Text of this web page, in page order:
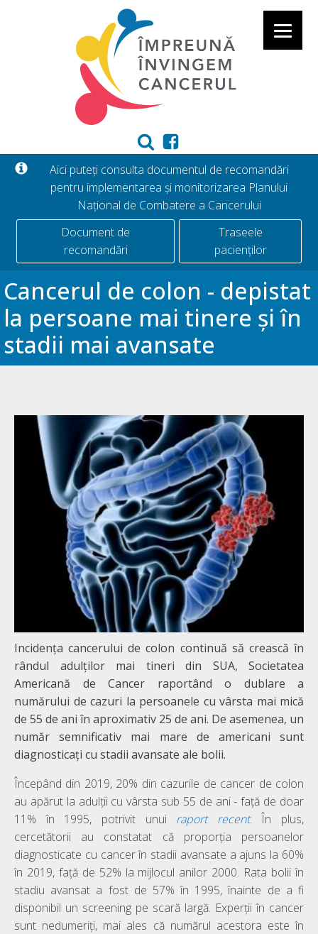
Aici puteți consulta documentul de recomandări
pentru implementarea și monitorizarea Planului
Național de Combatere a Cancerului
Document de
recomandări
Traseele
pacienților
Cancerul de colon - depistat
la persoane mai tinere și în
stadii mai avansate
Incidența cancerului de colon continuă să crească în
rândul adulților mai tineri din SUA, Societatea
Americană de Cancer raportând o dublare a
numărului de cazuri la persoanele cu vârsta mai mică
de 55 de ani în aproximativ 25 de ani. De asemenea, un
număr semnificativ mai mare de americani sunt
diagnosticați cu stadii avansate ale bolii.
Începând din 2019, 20% din cazurile de cancer de colon
au apărut la adulții cu vârsta sub 55 de ani - față de doar
11% în 1995, potrivit unui raport recent. În plus,
cercetătorii au constatat că proporția persoanelor
diagnosticate cu cancer în stadii avansate a ajuns la 60%
în 2019, față de 52% la mijlocul anilor 2000. Rata bolii în
stadiu avansat a fost de 57% în 1995, înainte de a fi
disponibil un screening pe scară largă. Experții în cancer
sunt nedumeriți, mai ales că numărul acestora este în